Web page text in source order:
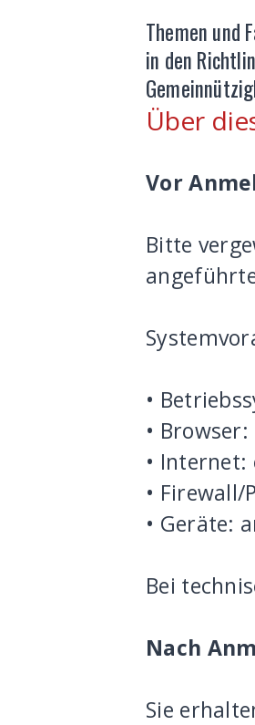
Themen und
in den
Über
Vor
Bitte
•
•
•
• Firewall/
• Geräte:
Bei
Nach
Sie